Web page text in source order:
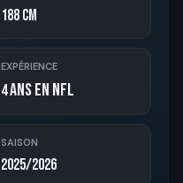
188 cm
EXPÉRIENCE
4ans en NFL
SAISON
2025/2026